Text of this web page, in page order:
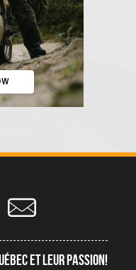
et leur passion!